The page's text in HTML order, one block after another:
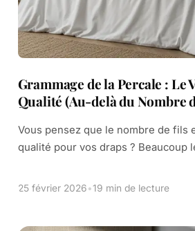
Grammage de la Percale : Le
Qualité (Au-delà du Nombre
Vous pensez que le nombre de fils
qualité pour vos draps ? Beaucoup
[…]
25 février 2026•19 min de lecture